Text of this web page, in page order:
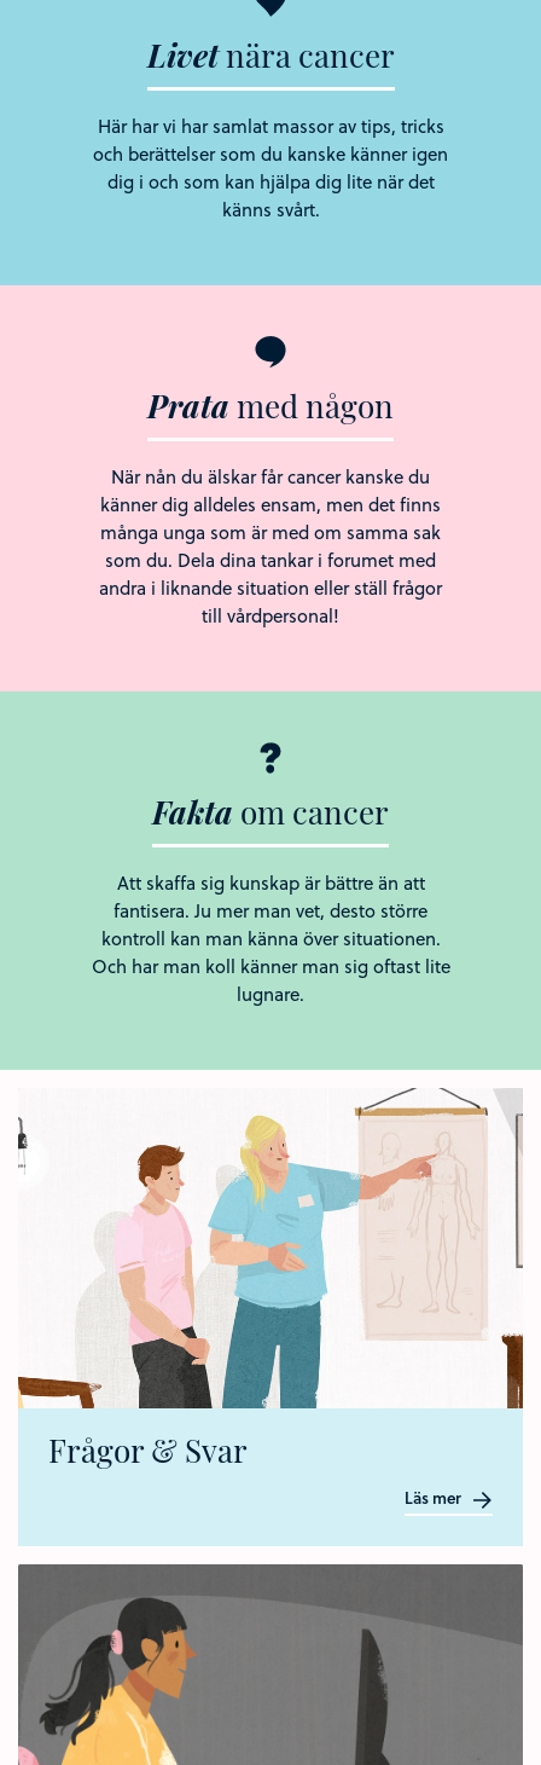
Livetnära cancer
Här har vi har samlat massor av tips, tricks
och berättelser som du kanske känner igen
dig i och som kan hjälpa dig lite när det
känns svårt.
Prata mednågon
När nån du älskar får cancer kanske du
känner dig alldeles ensam, men det finns
många unga som är med om samma sak
som du. Dela dina tankar i forumet med
andra i liknande situation eller ställ frågor
till vårdpersonal!
Fakta om cancer
Att skaffa sig kunskap är bättre än att
fantisera. Ju mer man vet, desto större
kontroll kan man känna över situationen.
Och har man koll känner man sig oftast lite
lugnare.
Frågor & Svar
Läs mer